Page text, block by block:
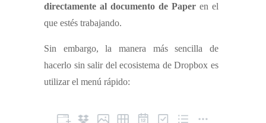
directamente al documento de Paper en el
que estés trabajando.
Sin embargo, la manera más sencilla de
hacerlo sin salir del ecosistema de Dropbox es
utilizar el menú rápido: